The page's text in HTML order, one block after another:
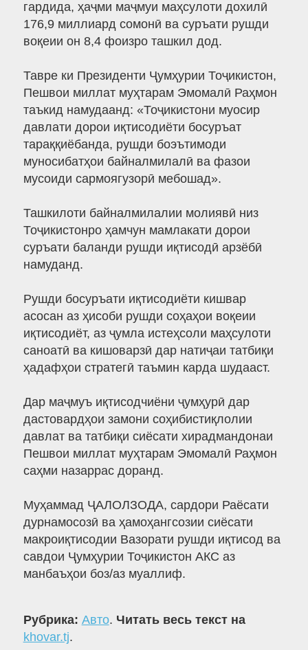
гардида, ҳаҷми маҷмуи маҳсулоти дохилӣ
176,9 миллиард сомонӣ ва суръати рушди
воқеии он 8,4 фоизро ташкил дод.
Тавре ки Президенти Ҷумҳурии Тоҷикистон,
Пешвои миллат муҳтарам Эмомалӣ Раҳмон
таъкид намудаанд: «Тоҷикистони муосир
давлати дорои иқтисодиёти босуръат
тараққиёбанда, рушди боэътимоди
муносибатҳои байналмилалӣ ва фазои
мусоиди сармоягузорӣ мебошад».
Ташкилоти байналмилалии молиявӣ низ
Тоҷикистонро ҳамчун мамлакати дорои
суръати баланди рушди иқтисодӣ арзёбӣ
намуданд.
Рушди босуръати иқтисодиёти кишвар
асосан аз ҳисоби рушди соҳаҳои воқеии
иқтисодиёт, аз ҷумла истеҳсоли маҳсулоти
саноатӣ ва кишоварзӣ дар натиҷаи татбиқи
ҳадафҳои стратегӣ таъмин карда шудааст.
Дар маҷмуъ иқтисодчиёни ҷумҳурӣ дар
дастовардҳои замони соҳибистиқлолии
давлат ва татбиқи сиёсати хирадмандонаи
Пешвои миллат муҳтарам Эмомалӣ Раҳмон
саҳми назаррас доранд.
Муҳаммад ҶАЛОЛЗОДА, сардори Раёсати
дурнамосозӣ ва ҳамоҳангсозии сиёсати
макроиқтисодии Вазорати рушди иқтисод ва
савдои Ҷумҳурии Тоҷикистон АКС аз
манбаъҳои боз/аз муаллиф.
Рубрика: Авто. Читать весь текст на
khovar.tj.